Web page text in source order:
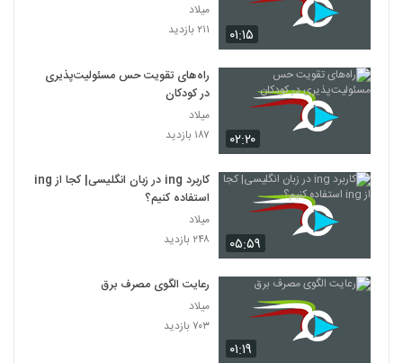
۰۱:۱۵
میلاد
۲۱۱ بازدید
۰۲:۲۰
راه‌های تقویت حس مسئولیت‌پذیری
در کودکان
میلاد
۱۸۷ بازدید
۰۵:۵۹
کاربرد ing در زبان انگلیسی| کجا از ing
استفاده کنیم؟
میلاد
۲۴۸ بازدید
۰۱:۱۹
رعایت الگوی مصرف برق
میلاد
۷۰۳ بازدید